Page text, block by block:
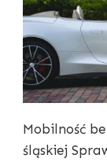
Mobilność
śląskiej